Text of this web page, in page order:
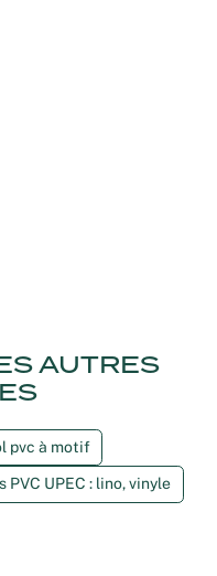
AUTRES
pvc à motif
PVC UPEC : lino, vinyle